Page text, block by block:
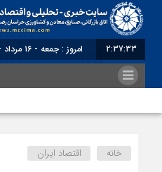
2:37:34 برابر با : Friday - 7 August - 2026
خانه اقتصاد ایران